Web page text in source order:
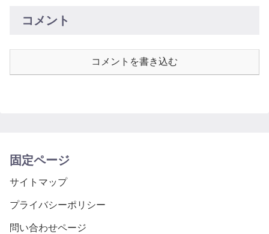
コメント
コメントを書き込む
固定ページ
サイトマップ
プライバシーポリシー
問い合わせページ